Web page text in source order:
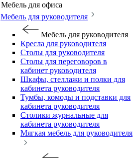
Мебель для офиса
Мебель для руководителя
Мебель для руководителя
Кресла для руководителя
Столы для руководителя
Столы для переговоров в
кабинет руководителя
Шкафы, стеллажи и полки для
кабинета руководителя
Тумбы, комоды и подставки для
кабинета руководителя
Столики журнальные для
кабинета руководителя
Мягкая мебель для руководителя